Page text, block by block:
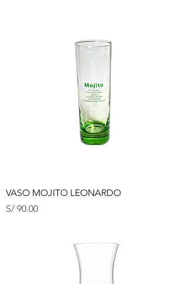
VASO MOJITO LEONARDO
Precio
S/ 90.00